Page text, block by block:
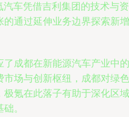
汽车凭借吉利集团的技术与资
通过延伸业务边界探索新增
成都在新能源汽车产业中的
场与创新枢纽，成都对绿色
氪在此落子有助于深化区域
。